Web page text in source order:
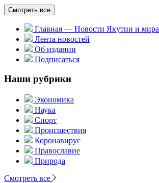
Смотреть все
Главная — Новости Якутии и мира
Лента новостей
Об издании
Подписаться
Наши рубрики
Экономика
Наука
Спорт
Происшествия
Коронавирус
Православие
Природа
Смотреть все